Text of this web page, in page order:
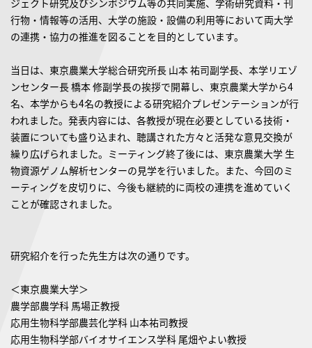
ジェクト研究及びシンポジウム等の共同実施、学術研究資料・刊
行物・情報等の活用、大学の施設・設備の利用等において両大学
の連携・協力の推進を図ることを目的としています。
当日は、東京農業大学総合研究所長 山本 祐司副学長、本学リエゾ
ンセンター長 橋本 修副学長の挨拶で開幕し、東京農業大学から4
名、本学からも4名の教授による研究紹介プレゼンテーションが行
われました。発表内容には、各教授が現在必要としている技術・
装置についても盛り込まれ、聴講された方々と活発な意見交換が
繰り広げられました。ミーティング終了後には、東京農業大学 生
物資源ゲノム解析センターの見学を行いました。また、今回のミ
ーティングを皮切りに、今後も継続的に両校の連携を進めていく
ことが確認されました。
研究紹介を行った先生方は次の通りです。
＜東京農業大学＞
農学部農学科 馬場正教授
応用生物科学部農芸化学科 山本祐司教授
応用生物科学部バイオサイエンス学科 尾畑やよい教授